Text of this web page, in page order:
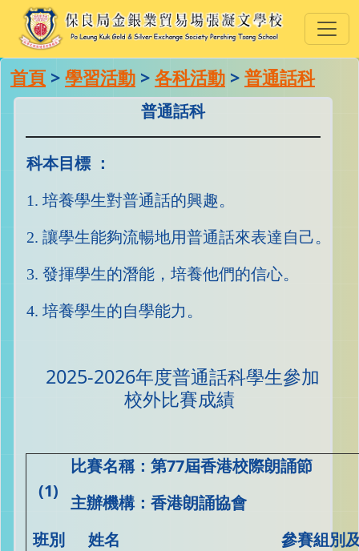
首頁 > 學習活動 > 各科活動 > 普通話科
普通話科
科本目標 ：
1. 培養學生對普通話的興趣。
2. 讓學生能夠流暢地用普通話來表達自己。
3. 發揮學生的潛能，培養他們的信心。
4. 培養學生的自學能力。
2025-2026年度普通話科學生參加
校外比賽成績
(1)
比賽名稱：第77屆香港校際朗誦節
主辦機構：香港朗誦協會
班別
姓名
參賽組別